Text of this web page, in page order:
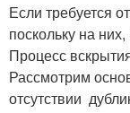
Если требуется
поскольку на
Процесс
Рассмотрим
отсутствии